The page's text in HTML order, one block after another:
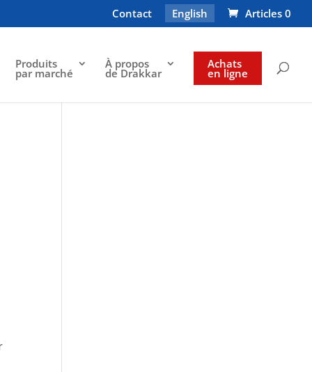
Contact English Articles 0
Produits
par marché
À propos
de Drakkar
Achats
en ligne